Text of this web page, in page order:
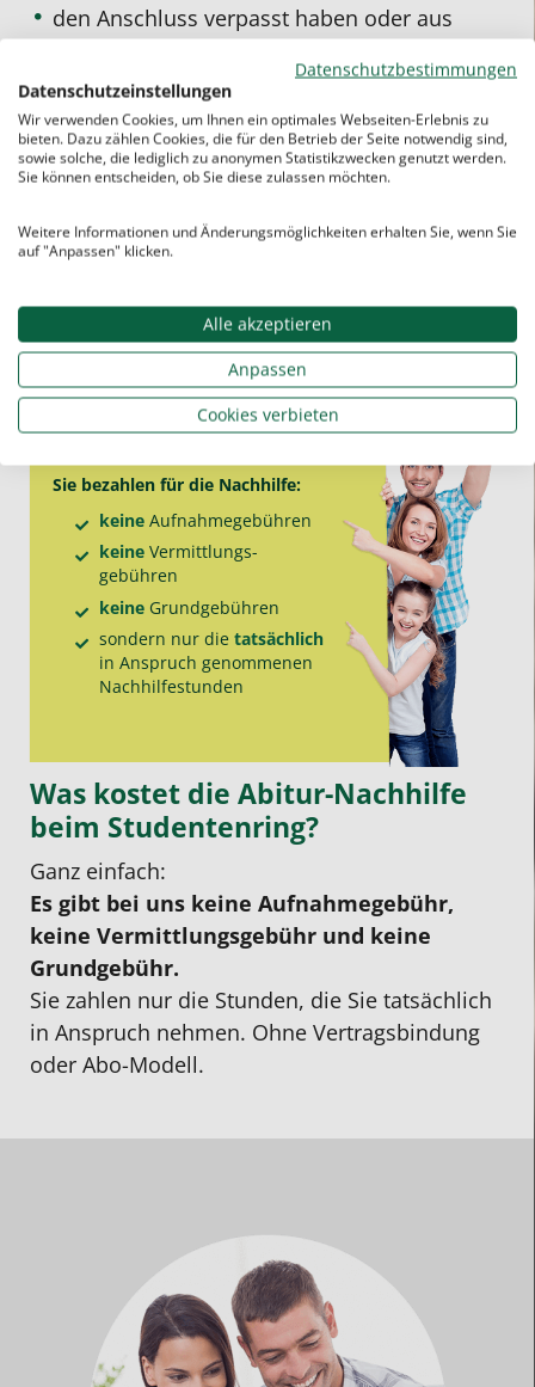
den Anschluss verpasst haben oder aus
ihre Noten für das Wunschstudium
verbessern wollen
Wir wissen: Kein Schüler ist gleich. Manche
lernen lieber visuell, andere auditiv. Manche
brauchen Ermutigung, andere Struktur.
individuell– angepasst an Persönlichkeit,
Fach und Ziel.
Sie bezahlen für die Nachhilfe:
keineAufnahme­gebühren
keineVermittlungs­
gebühren
keineGrund­gebühren
sondern nur die tatsächlich
in Anspruch genommenen
Nachhilfe­stunden
Was kostet die Abitur-Nachhilfe
beim Studentenring?
Ganz einfach:
Es gibt bei uns keine Aufnahmegebühr,
keine Vermittlungsgebühr und keine
Grundgebühr.
Sie zahlen nur die Stunden, die Sie tatsächlich
in Anspruch nehmen. Ohne Vertragsbindung
oder Abo-Modell.
Datenschutzbestimmungen
Datenschutzeinstellungen
Wir verwenden Cookies, um Ihnen ein optimales Webseiten-Erlebnis zu
bieten. Dazu zählen Cookies, die für den Betrieb der Seite notwendig sind,
sowie solche, die lediglich zu anonymen Statistikzwecken genutzt werden.
Sie können entscheiden, ob Sie diese zulassen möchten.
Weitere Informationen und Änderungsmöglichkeiten erhalten Sie, wenn Sie
auf "Anpassen" klicken.
Alle akzeptieren
Anpassen
Cookies verbieten